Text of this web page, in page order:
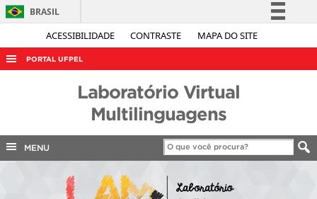
ACESSIBILIDADE CONTRASTE MAPA DO SITE
BRASIL
Simplifique!
Acesso à informação
Legislação
Canais
PORTAL UFPEL
Laboratório Virtual
Multilinguagens
MENU